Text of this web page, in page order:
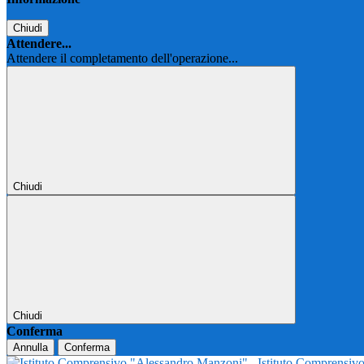
Chiudi
Attendere...
Attendere il completamento dell'operazione...
Chiudi
Chiudi
Conferma
Annulla Conferma